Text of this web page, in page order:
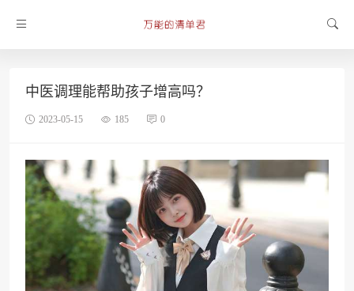
中医调理能帮助孩子增高吗？
2023-05-15 185 0